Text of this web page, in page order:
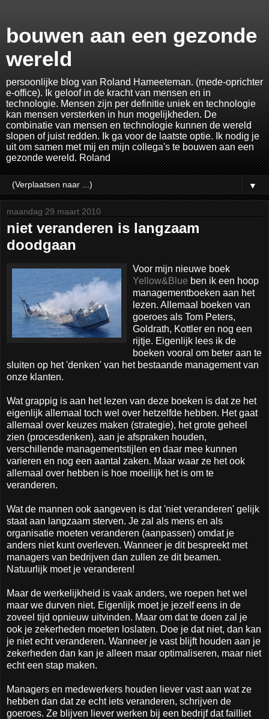
bouwen aan een gezonde
wereld
persoonlijke blog van Roland Hameeteman. (mede-oprichter
e-office). Ik geloof in de kracht van mensen en in
technologie. Mensen zijn per definitie uniek en technologie
kan mensen versterken in hun mogelijkheden. De
combinatie van mensen en technologie kunnen de wereld
slopen of juist redden. Ik ga voor de laatste optie. Ik nodig je
uit om samen met mij en mijn collega's te bouwen aan een
gezonde wereld. Roland
▼
maandag 29 maart 2010
niet veranderen is langzaam
doodgaan
Voor mijn nieuwe boek
Yellow&Blue ben ik een hoop
managementboeken aan het
lezen. Allemaal boeken van
goeroes als Tom Peters,
Goldrath, Kottler en nog een
rijtje. Eigenlijk lees ik de
boeken vooral om beter aan te
sluiten op het 'denken' van het bestaande management van
onze klanten.
Wat grappig is aan het lezen van deze boeken is dat ze het
eigenlijk allemaal toch wel over hetzelfde hebben. Het gaat
allemaal over keuzes maken (strategie), het grote geheel
zien (procesdenken), aan je afspraken houden,
verschillende managementstijlen en daar mee kunnen
varieren en nog een aantal zaken. Maar waar ze het ook
allemaal over hebben is hoe moeilijk het is om te
veranderen.
Wat de mannen ook aangeven is dat 'niet veranderen' gelijk
staat aan langzaam sterven. Je zal als mens en als
organisatie moeten veranderen (aanpassen) omdat je
anders niet kunt overleven. Wanneer je dit bespreekt met
managers van bedrijven dan zullen ze dit beamen.
Natuurlijk moet je veranderen!
Maar de werkelijkheid is vaak anders, we roepen het wel
maar we durven niet. Eigenlijk moet je jezelf eens in de
zoveel tijd opnieuw uitvinden. Maar om dat te doen zal je
ook je zekerheden moeten loslaten. Doe je dat niet, dan kan
je niet echt veranderen. Wanneer je vast blijft houden aan je
zekerheden dan kan je alleen maar optimaliseren, maar niet
echt een stap maken.
Managers en medewerkers houden liever vast aan wat ze
hebben dan dat ze echt iets veranderen, schrijven de
goeroes. Ze blijven liever werken bij een bedrijf dat failliet